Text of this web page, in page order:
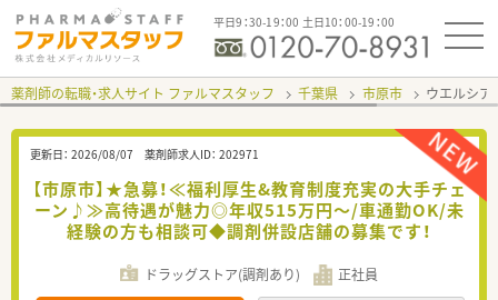
平日9：30-19：00 土日10：00-19：00
薬剤師の転職・求人サイト ファルマスタッフ 千葉県 市原市 ウエルシア
更新日： 2026/08/07 薬剤師求人ID： 202971
【市原市】★急募！≪福利厚生&教育制度充実の大手チェ
ーン♪≫高待遇が魅力◎年収515万円～/車通勤OK/未
経験の方も相談可◆調剤併設店舗の募集です！
ドラッグストア(調剤あり) 正社員